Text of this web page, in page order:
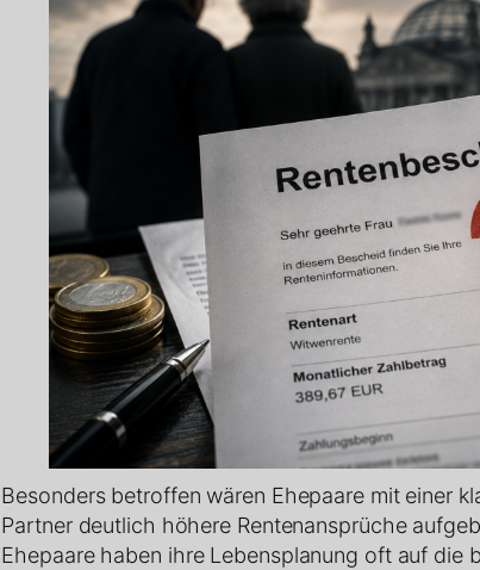
Besonders betroffen wären Ehepaare mit einer
Partner deutlich höhere Rentenansprüche
Ehepaare haben ihre Lebensplanung oft auf die